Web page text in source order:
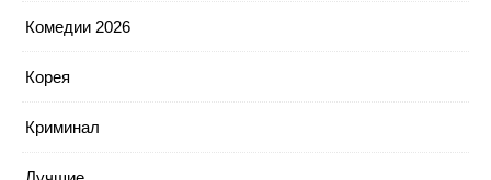
Комедии 2026
Корея
Криминал